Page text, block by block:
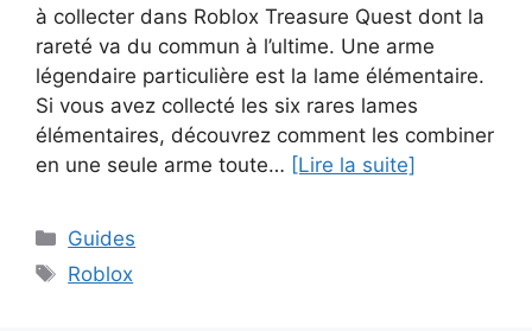
à collecter dans Roblox Treasure Quest dont la
rareté va du commun à l’ultime. Une arme
légendaire particulière est la lame élémentaire.
Si vous avez collecté les six rares lames
élémentaires, découvrez comment les combiner
en une seule arme toute… [Lire la suite]
Catégories
Guides
Étiquettes
Roblox